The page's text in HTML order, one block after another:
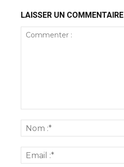
LAISSER UN COMMENTAIRE